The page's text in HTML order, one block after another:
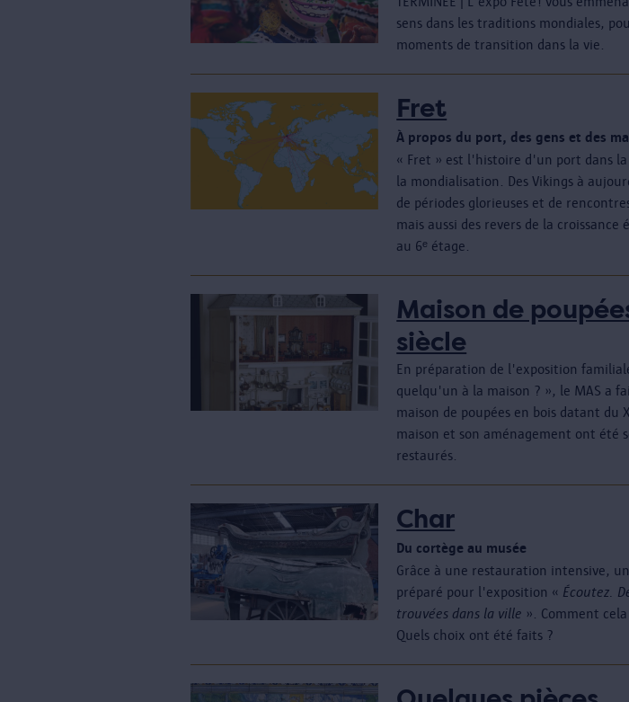
sens dans les traditions mondiales,
moments de transition dans la vie.
Fret
À propos du port, des gens et des
« Fret » est l'histoire d'un port dans
la mondialisation. Des Vikings à
de périodes glorieuses et de
mais aussi des revers de la croissance
au 6ᵉ étage.
Maison de
siècle
En préparation de l'exposition
quelqu'un à la maison ? », le MAS a
maison de poupées en bois datant du
maison et son aménagement ont été
restaurés.
Char
Du cortège au musée
Grâce à une restauration intensive,
préparé pour l'exposition « Écoutez.
trouvées dans la ville ». Comment
Quels choix ont été faits ?